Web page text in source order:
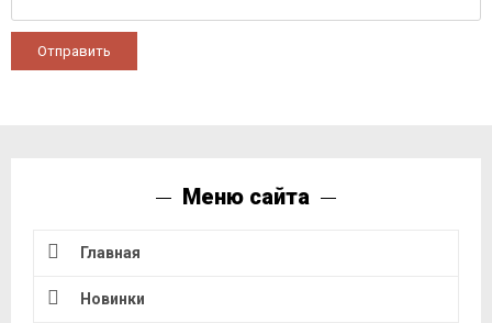
Отправить
Меню сайта
Главная
Новинки